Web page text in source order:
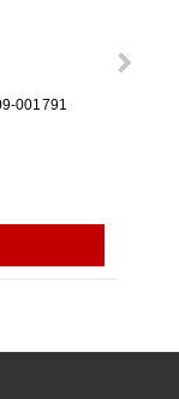
001791